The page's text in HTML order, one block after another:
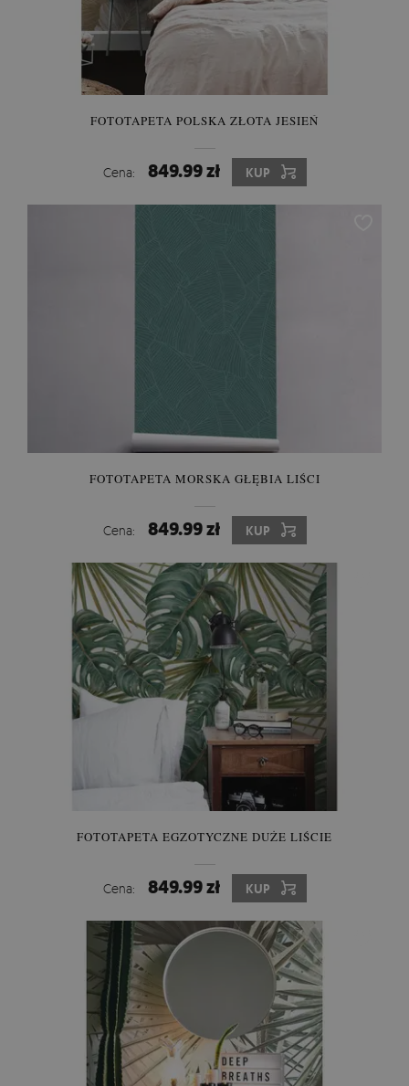
FOTOTAPETA POLSKA ZŁOTA JESIEŃ
Cena: 849.99 zł KUP
FOTOTAPETA MORSKA GŁĘBIA LIŚCI
Cena: 849.99 zł KUP
FOTOTAPETA EGZOTYCZNE DUŻE LIŚCIE
Cena: 849.99 zł KUP